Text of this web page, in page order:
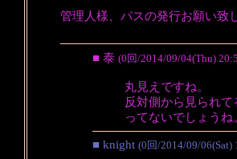
管理人様、パスの発行お願い致
■ 泰 (0回/2014/09/04(Thu)
丸見えですね。
反対側から見られ
ってないでしょうね
■ knight (0回/2014/09/06(Sat)